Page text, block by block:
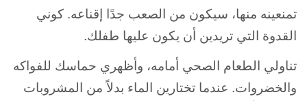
تمنعينه منها، سيكون من الصعب جدًا إقناعه. كوني
القدوة التي تريدين أن يكون عليها طفلك.
تناولي الطعام الصحي أمامه، وأظهري حماسك للفواكه
والخضروات. عندما تختارين الماء بدلاً من المشروبات